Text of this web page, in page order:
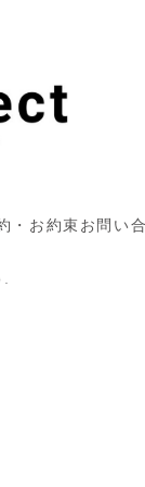
・お約束お問い